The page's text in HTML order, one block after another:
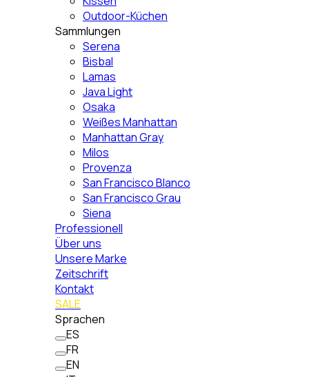
Outdoor-Küchen
Sammlungen
Serena
Bisbal
Lamas
Java Light
Osaka
Weißes Manhattan
Manhattan Gray
Milos
Provenza
San Francisco Blanco
San Francisco Grau
Siena
Professionell
Über uns
Unsere Marke
Zeitschrift
Kontakt
SALE
Sprachen
ES
FR
EN